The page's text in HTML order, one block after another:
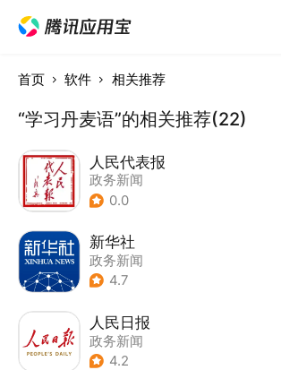
首页 软件 相关推荐
“学习丹麦语”的相关推荐(22)
人民代表报
政务新闻
0.0
新华社
政务新闻
4.7
人民日报
政务新闻
4.2